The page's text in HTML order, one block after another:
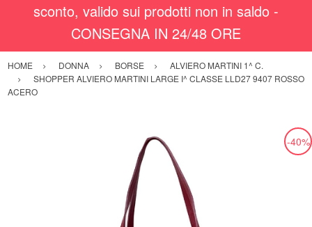
sconto, valido sui prodotti non in saldo -
CONSEGNA IN 24/48 ORE
HOME DONNA BORSE
ALVIERO MARTINI 1^ C.
SHOPPER ALVIERO MARTINI LARGE I^ CLASSE LLD27 9407 ROSSO
ACERO
-40%